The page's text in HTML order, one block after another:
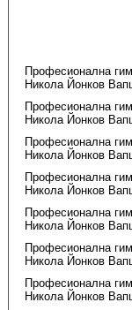
Професионална
Никола Йонков
Професионална
Никола Йонков
Професионална
Никола Йонков
Професионална
Никола Йонков
Професионална
Никола Йонков
Професионална
Никола Йонков
Професионална
Никола Йонков